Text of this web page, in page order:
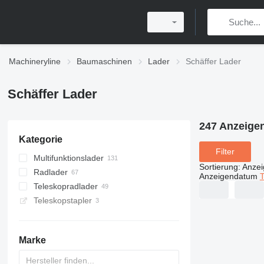
Machineryline Baumaschinen Lader Schäffer Lader
Schäffer Lader
Kategorie
Multifunktionslader
Radlader
Teleskopradlader
Teleskopstapler
Marke
247
Filter
Sortierung:
Anzeigendatum